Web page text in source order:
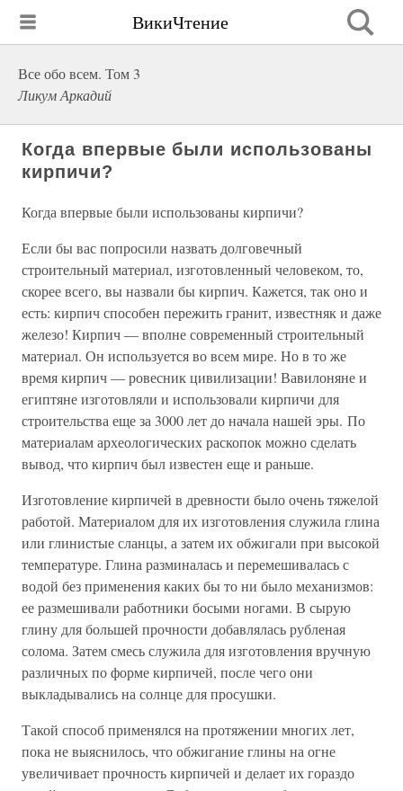
ВикиЧтение
Все обо всем. Том 3
Ликум Аркадий
Когда впервые были использованы
кирпичи?
Когда впервые были использованы кирпичи?
Если бы вас попросили назвать долговечный
строительный материал, изготовленный человеком, то,
скорее всего, вы назвали бы кирпич. Кажется, так оно и
есть: кирпич способен пережить гранит, известняк и даже
железо! Кирпич — вполне современный строительный
материал. Он используется во всем мире. Но в то же
время кирпич — ровесник цивилизации! Вавилоняне и
египтяне изготовляли и использовали кирпичи для
строительства еще за 3000 лет до начала нашей эры. По
материалам археологических раскопок можно сделать
вывод, что кирпич был известен еще и раньше.
Изготовление кирпичей в древности было очень тяжелой
работой. Материалом для их изготовления служила глина
или глинистые сланцы, а затем их обжигали при высокой
температуре. Глина разминалась и перемешивалась с
водой без применения каких бы то ни было механизмов:
ее размешивали работники босыми ногами. В сырую
глину для большей прочности добавлялась рубленая
солома. Затем смесь служила для изготовления вручную
различных по форме кирпичей, после чего они
выкладывались на солнце для просушки.
Такой способ применялся на протяжении многих лет,
пока не выяснилось, что обжигание глины на огне
увеличивает прочность кирпичей и делает их гораздо